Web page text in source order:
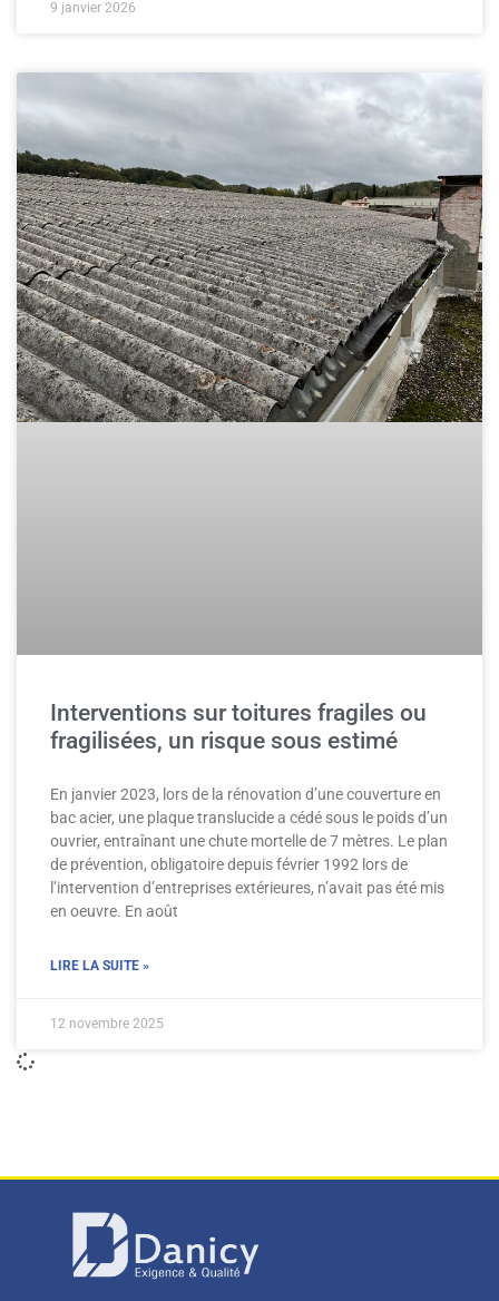
9 janvier 2026
Interventions sur toitures fragiles ou
fragilisées, un risque sous estimé
En janvier 2023, lors de la rénovation d’une couverture en
bac acier, une plaque translucide a cédé sous le poids d’un
ouvrier, entraînant une chute mortelle de 7 mètres. Le plan
de prévention, obligatoire depuis février 1992 lors de
l’intervention d’entreprises extérieures, n’avait pas été mis
en oeuvre. En août
LIRE LA SUITE »
12 novembre 2025